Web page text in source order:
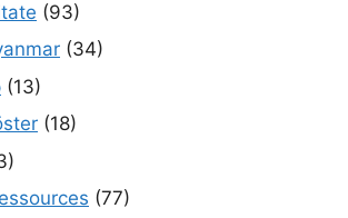
(93)
(34)
(13)
(18)
(77)